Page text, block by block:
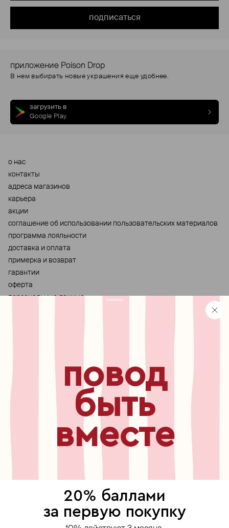
подписаться
приложение Poison Drop
В нем выбирать новые украшения еще удобнее.
загрузить в
Google Play
о нас
контакты
адреса магазинов
карьера
акции
cоглашение об использовании пользовательских материалов
программа лояльности
доставка и оплата
примерка и возврат
гарантии
оферта
персональные данные
бесплатный звонок по России
8 800 775⁠-07⁠-19
новинках, специальных
мероприятиях, скидках и
многом другом
выберите, где продолжить
Для хорошей работы сайта мы используем файлы cookies
повод
быть
вместе
20% баллами
за первую покупку